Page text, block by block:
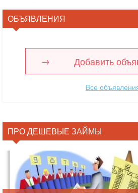
ОБЪЯВЛЕНИЯ
Добавить
Все
ПРО ДЕШЕВЫЕ ЗАЙМЫ